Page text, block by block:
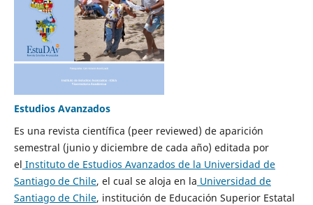
Estudios Avanzados
Es una revista científica (peer reviewed) de aparición
semestral (junio y diciembre de cada año) editada por
el Instituto de Estudios Avanzados de la Universidad de
Santiago de Chile, el cual se aloja en la Universidad de
Santiago de Chile, institución de Educación Superior Estatal